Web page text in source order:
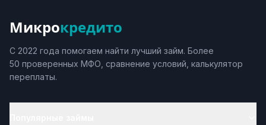
Микрокредито
С 2022 года помогаем найти лучший займ. Более
50 проверенных МФО, сравнение условий, калькулятор
переплаты.